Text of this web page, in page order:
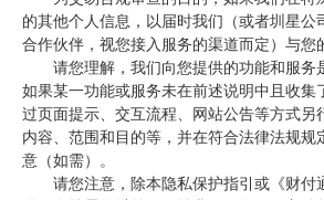
的其他个人信息，以届时我们（或者圳星公
合作伙伴，视您接入服务的渠道而定）与您
请您理解，我们向您提供的功能和服务
如果某一功能或服务未在前述说明中且收集
过页面提示、交互流程、网站公告等方式另
内容、范围和目的等，并在符合法律法规规
意（如需）。
请您注意，除本隐私保护指引或《财付